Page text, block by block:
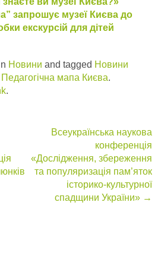
запрошує музеї Києва до
екскурсій для дітей
Новини and tagged Новини
Педагогічна мапа Києва.
.
Всеукраїнська наукова
конференція
«Дослідження, збереження
та популяризація пам’яток
історико-культурної
спадщини України» →